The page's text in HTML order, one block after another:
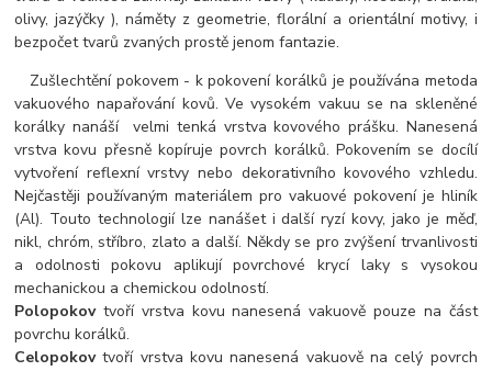
olivy, jazýčky ), náměty z geometrie, florální a orientální motivy, i
bezpočet tvarů zvaných prostě jenom fantazie.
Zušlechtění pokovem - k pokovení korálků je používána metoda
vakuového napařování kovů. Ve vysokém vakuu se na skleněné
korálky nanáší velmi tenká vrstva kovového prášku. Nanesená
vrstva kovu přesně kopíruje povrch korálků. Pokovením se docílí
vytvoření reflexní vrstvy nebo dekorativního kovového vzhledu.
Nejčastěji používaným materiálem pro vakuové pokovení je hliník
(Al). Touto technologií lze nanášet i další ryzí kovy, jako je měď,
nikl, chróm, stříbro, zlato a další. Někdy se pro zvýšení trvanlivosti
a odolnosti pokovu aplikují povrchové krycí laky s vysokou
mechanickou a chemickou odolností.
Polopokovtvoří vrstva kovu nanesená vakuově pouze na část
povrchu korálků.
Celopokovtvoří vrstva kovu nanesená vakuově na celý povrch